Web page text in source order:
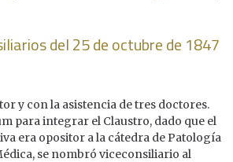
del 25 de octubre de 1847
y con la asistencia de tres doctores.
para integrar el Claustro, dado que el
era opositor a la cátedra de Patología
se nombró viceconsiliario al